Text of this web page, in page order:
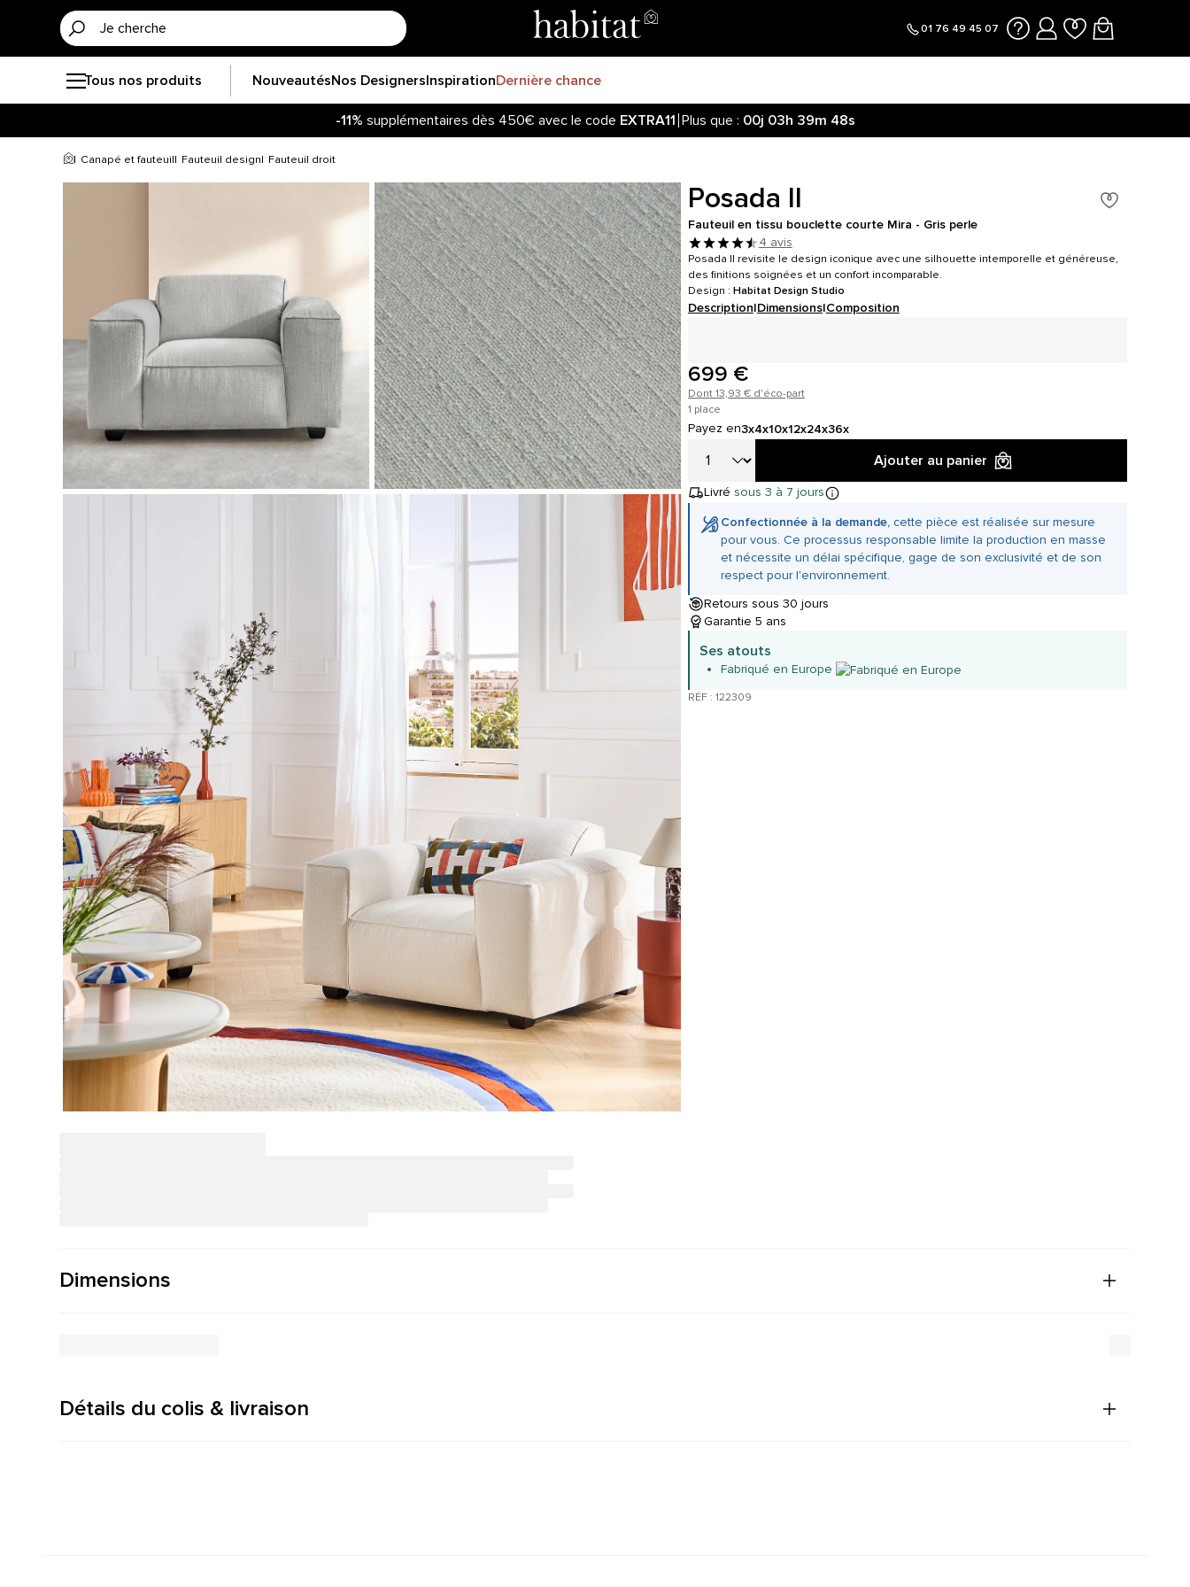
01 76 49 45 07
Tous nos produits NouveautésNos DesignersInspirationDernière chance
-11% supplémentaires dès 450€ avec le code EXTRA11 Plus que : 00j 03h 39m 47s
Canapé et fauteuil Fauteuil design Fauteuil droit
Posada II
Fauteuil en tissu bouclette courte Mira - Gris perle
4 avis
Posada II revisite le design iconique avec une silhouette intemporelle et généreuse,
des finitions soignées et un confort incomparable.
Design : Habitat Design Studio
Description|Dimensions|Composition
699 €
Dont 13,93 € d'éco-part
1 place
Payez en3x4x10x12x24x36x
Ajouter au panier
Livré sous 3 à 7 jours
Confectionnée à la demande, cette pièce est réalisée sur mesure
pour vous. Ce processus responsable limite la production en masse
et nécessite un délai spécifique, gage de son exclusivité et de son
respect pour l'environnement.
Retours sous 30 jours
Garantie 5 ans
Ses atouts
Fabriqué en Europe
RÉF : 122309
Dimensions
Détails du colis & livraison